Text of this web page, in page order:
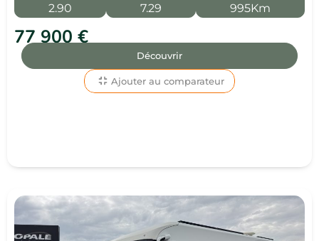
2.90 7.29 995Km
77 900 €
Découvrir
Ajouter au comparateur